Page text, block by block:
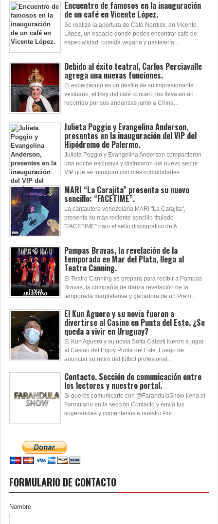
Encuentro de famosos en la inauguración
de un café en Vicente López.
Se realizó la apertura de Café Nordisk, en Vicente
López, un espacio donde podes encontrar café de
especialidad, comida vegana y pastelería ...
Debido al éxito teatral, Carlos Perciavalle
agrega una nuevas funciones.
El espectáculo es un desfile de su impresionante
vestuario, el Rey del café concert nos lleva en un
recorrido por sus andanzas junto a China...
Julieta Poggio y Evangelina Anderson,
presentes en la inauguración del VIP del
Hipódromo de Palermo.
Julieta Poggio y Evangelina Anderson compartieron
una noche exclusiva y disfrutaron del nuevo sector
VIP que se inauguró con más comodidades...
MARI “La Carajita” presenta su nuevo
sencillo: “FACETIME”.
La cantautora venezolana MARI "La Carajita",
presenta su más reciente sencillo titulado
“FACETIME” bajo el sello discográfico de A...
Pampas Bravas, la revelación de la
temporada en Mar del Plata, llega al
Teatro Canning.
El Teatro Canning se prepara para recibir a Pampas
Bravas, la compañía de danza revelación de la
temporada marplatense y ganadora de un Prem...
El Kun Aguero y su novia fueron a
divertirse al Casino en Punta del Este. ¿Se
queda a vivir en Uruguay?
El Kun Aguero y su novia Sofía Calzeti fueron a jugar
al Casino del Enjoy Punta del Este. Luego de
anunciar su retiro del fútbol profesional...
Contacto. Sección de comunicación entre
los lectores y nuestro portal.
Si querés comunicarte con @FarandulaShow llená el
Formulario en la sección Contacto y enviá tus
sugerencias y comentarios a nuestro Port...
FORMULARIO DE CONTACTO
Nombre